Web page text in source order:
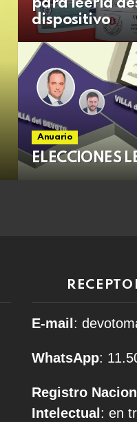
para leerla
dispositivo
Anuario
ELECCIONES
E-mail :
WhatsApp:
Registro
Intelectual : en